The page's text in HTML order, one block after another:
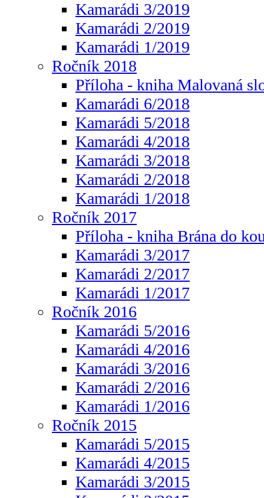
Kamarádi 3/2019
Kamarádi 2/2019
Kamarádi 1/2019
Ročník 2018
Příloha - kniha Malovaná
Kamarádi 6/2018
Kamarádi 5/2018
Kamarádi 4/2018
Kamarádi 3/2018
Kamarádi 2/2018
Kamarádi 1/2018
Ročník 2017
Příloha - kniha Brána do
Kamarádi 3/2017
Kamarádi 2/2017
Kamarádi 1/2017
Ročník 2016
Kamarádi 5/2016
Kamarádi 4/2016
Kamarádi 3/2016
Kamarádi 2/2016
Kamarádi 1/2016
Ročník 2015
Kamarádi 5/2015
Kamarádi 4/2015
Kamarádi 3/2015